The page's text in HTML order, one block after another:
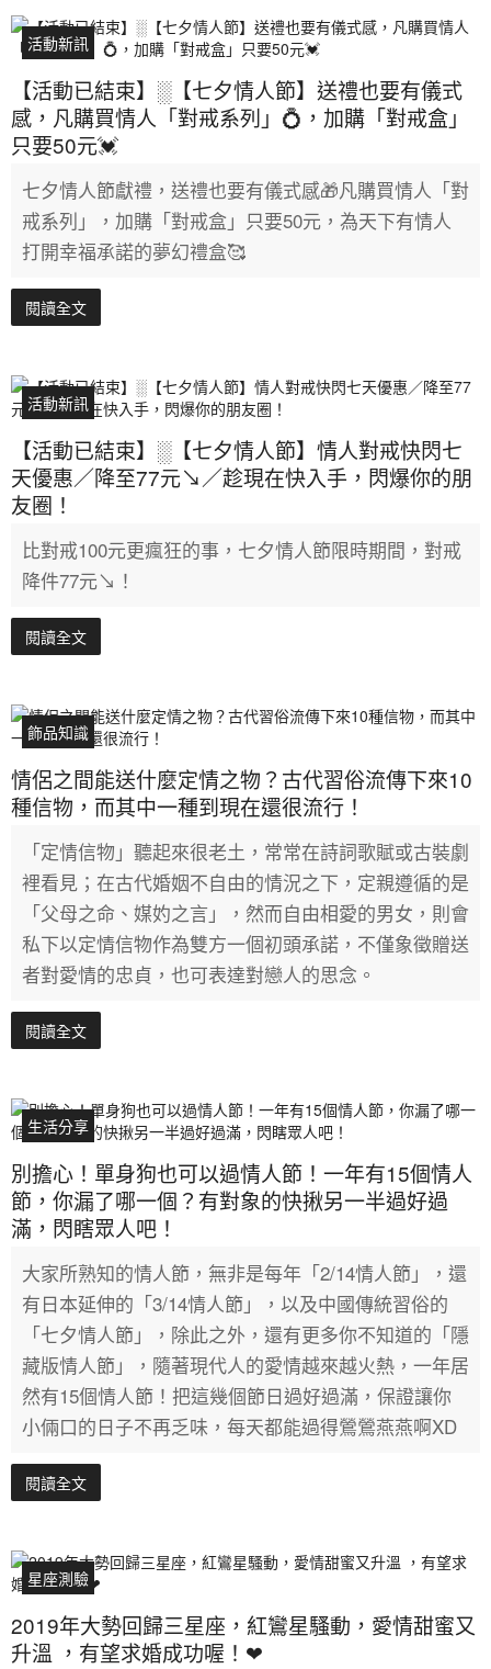
活動新訊
【活動已結束】░【七夕情人節】送禮也要有儀式
感，凡購買情人「對戒系列」💍，加購「對戒盒」
只要50元💓
七夕情人節獻禮，送禮也要有儀式感🎁凡購買情人「對
戒系列」，加購「對戒盒」只要50元，為天下有情人
打開幸福承諾的夢幻禮盒🥰
閱讀全文
活動新訊
【活動已結束】░【七夕情人節】情人對戒快閃七
天優惠／降至77元↘／趁現在快入手，閃爆你的朋
友圈！
比對戒100元更瘋狂的事，七夕情人節限時期間，對戒
降件77元↘！
閱讀全文
飾品知識
情侶之間能送什麼定情之物？古代習俗流傳下來10
種信物，而其中一種到現在還很流行！
「定情信物」聽起來很老土，常常在詩詞歌賦或古裝劇
裡看見；在古代婚姻不自由的情況之下，定親遵循的是
「父母之命、媒妁之言」，然而自由相愛的男女，則會
私下以定情信物作為雙方一個初頭承諾，不僅象徵贈送
者對愛情的忠貞，也可表達對戀人的思念。
閱讀全文
生活分享
別擔心！單身狗也可以過情人節！一年有15個情人
節，你漏了哪一個？有對象的快揪另一半過好過
滿，閃瞎眾人吧！
大家所熟知的情人節，無非是每年「2/14情人節」，還
有日本延伸的「3/14情人節」，以及中國傳統習俗的
「七夕情人節」，除此之外，還有更多你不知道的「隱
藏版情人節」，隨著現代人的愛情越來越火熱，一年居
然有15個情人節！把這幾個節日過好過滿，保證讓你
小倆口的日子不再乏味，每天都能過得鶯鶯燕燕啊XD
閱讀全文
星座測驗
2019年大勢回歸三星座，紅鸞星騷動，愛情甜蜜又
升溫 ，有望求婚成功喔！❤